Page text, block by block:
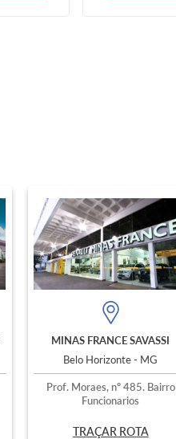
MINAS FRANCE SAVASSI
Belo Horizonte - MG
Prof. Moraes, nº 485. Bairro
Funcionarios
TRAÇAR ROTA